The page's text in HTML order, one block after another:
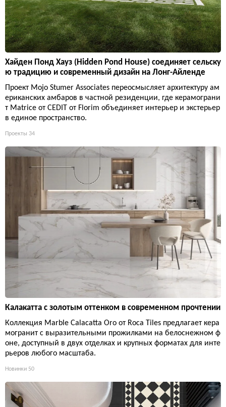
Хайден Понд Хауз (Hidden Pond House) соединяет сельску
ю традицию и современный дизайн на Лонг-Айленде
Проект Mojo Stumer Associates переосмысляет архитектуру ам
ериканских амбаров в частной резиденции, где керамограни
т Matrice от CEDIT от Florim объединяет интерьер и экстерьер
в единое пространство.
Проекты 34
Калакатта с золотым оттенком в современном прочтении
Коллекция Marble Calacatta Oro от Roca Tiles предлагает кера
могранит с выразительными прожилками на белоснежном ф
оне, доступный в двух отделках и крупных форматах для инте
рьеров любого масштаба.
Новинки 50